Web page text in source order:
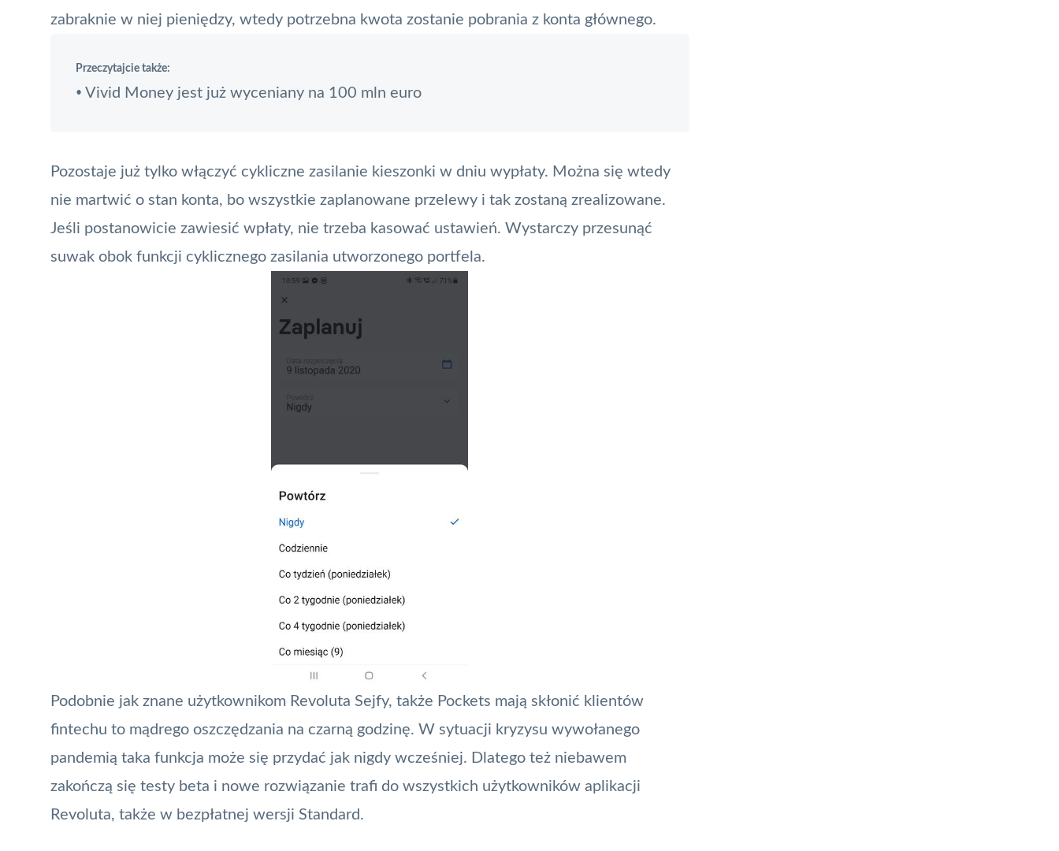
zabraknie w niej pieniędzy, wtedy potrzebna kwota zostanie pobrania z konta głównego.
Przeczytajcie także:
• Vivid Money jest już wyceniany na 100 mln euro
Pozostaje już tylko włączyć cykliczne zasilanie kieszonki w dniu wypłaty. Można się wtedy
nie martwić o stan konta, bo wszystkie zaplanowane przelewy i tak zostaną zrealizowane.
Jeśli postanowicie zawiesić wpłaty, nie trzeba kasować ustawień. Wystarczy przesunąć
suwak obok funkcji cyklicznego zasilania utworzonego portfela.
Podobnie jak znane użytkownikom Revoluta Sejfy, także Pockets mają skłonić klientów
fintechu to mądrego oszczędzania na czarną godzinę. W sytuacji kryzysu wywołanego
pandemią taka funkcja może się przydać jak nigdy wcześniej. Dlatego też niebawem
zakończą się testy beta i nowe rozwiązanie trafi do wszystkich użytkowników aplikacji
Revoluta, także w bezpłatnej wersji Standard.